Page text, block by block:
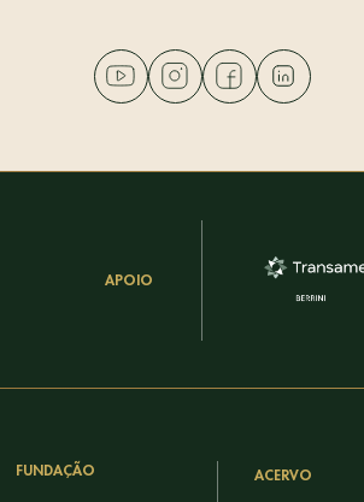
APOIO
FUNDAÇÃO ACERVO